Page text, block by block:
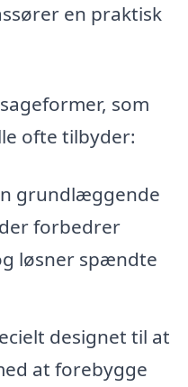
en praktisk
som
ofte tilbyder:
grundlæggende
forbedrer
løsner spændte
designet til at
at forebygge